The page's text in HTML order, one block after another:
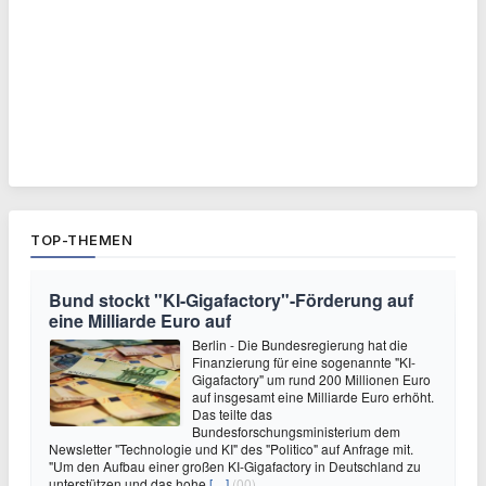
TOP-THEMEN
Bund stockt "KI-Gigafactory"-Förderung auf
eine Milliarde Euro auf
Berlin - Die Bundesregierung hat die
Finanzierung für eine sogenannte "KI-
Gigafactory" um rund 200 Millionen Euro
auf insgesamt eine Milliarde Euro erhöht.
Das teilte das
Bundesforschungsministerium dem
Newsletter "Technologie und KI" des "Politico" auf Anfrage mit.
"Um den Aufbau einer großen KI-Gigafactory in Deutschland zu